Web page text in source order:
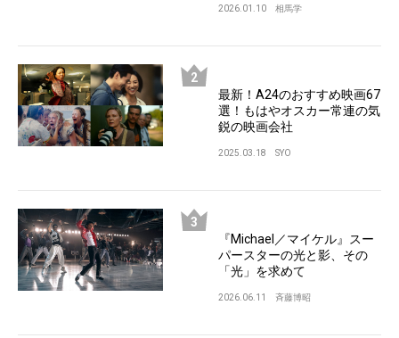
2026.01.10 相馬学
最新！A24のおすすめ映画67
選！もはやオスカー常連の気
鋭の映画会社
2025.03.18 SYO
『Michael／マイケル』スー
パースターの光と影、その
「光」を求めて
2026.06.11 斉藤博昭